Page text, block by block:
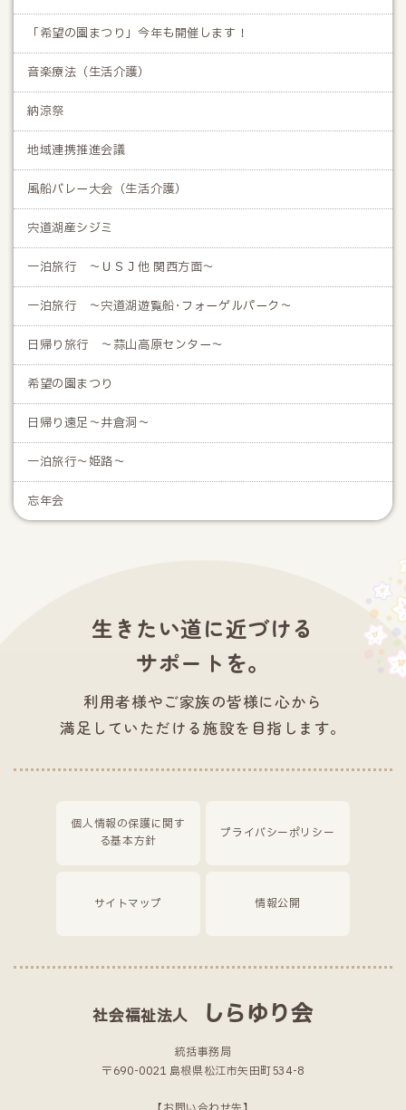
「希望の園まつり」今年も開催します！
音楽療法（生活介護）
納涼祭
地域連携推進会議
風船バレー大会（生活介護）
宍道湖産シジミ
一泊旅行 ～ＵＳＪ他 関西方面～
一泊旅行 ～宍道湖遊覧船･フォーゲルパーク～
日帰り旅行 ～蒜山高原センター～
希望の園まつり
日帰り遠足～井倉洞～
一泊旅行～姫路～
忘年会
生きたい道に近づける
サポートを。
利用者様やご家族の皆様に心から
満足していただける施設を目指します。
個人情報の保護に関す
る基本方針
プライバシーポリシー
サイトマップ 情報公開
社会福祉法人 しらゆり会
統括事務局
〒690-0021 島根県松江市矢田町534-8